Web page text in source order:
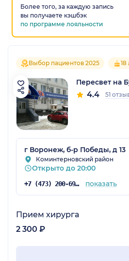
Более того, за каждую запись
вы получаете кэшбэк
по программе лояльности
Выбор пациентов 2025
Пересвет на
4.4 51
г Воронеж, б-р Победы, д 13
Коминтерновский район
Открыто до 20:00
+7 (473) 200-69-85 показать
Прием хирурга
2 300 ₽